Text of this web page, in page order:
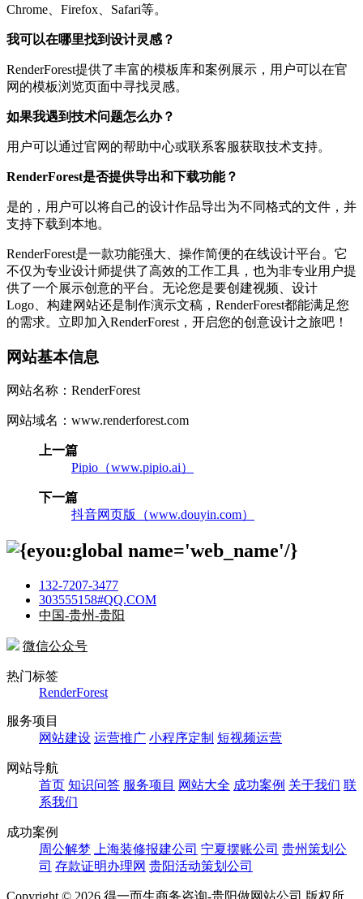
Chrome、Firefox、Safari等。
我可以在哪里找到设计灵感？
RenderForest提供了丰富的模板库和案例展示，用户可以在官
网的模板浏览页面中寻找灵感。
如果我遇到技术问题怎么办？
用户可以通过官网的帮助中心或联系客服获取技术支持。
RenderForest是否提供导出和下载功能？
是的，用户可以将自己的设计作品导出为不同格式的文件，并
支持下载到本地。
RenderForest是一款功能强大、操作简便的在线设计平台。它
不仅为专业设计师提供了高效的工作工具，也为非专业用户提
供了一个展示创意的平台。无论您是要创建视频、设计
Logo、构建网站还是制作演示文稿，RenderForest都能满足您
的需求。立即加入RenderForest，开启您的创意设计之旅吧！
网站基本信息
网站名称：RenderForest
网站域名：www.renderforest.com
上一篇
Pipio（www.pipio.ai）
下一篇
抖音网页版（www.douyin.com）
132-7207-3477
303555158#QQ.COM
中国-贵州-贵阳
微信公众号
热门标签
RenderForest
服务项目
网站建设 运营推广 小程序定制 短视频运营
网站导航
首页 知识问答 服务项目 网站大全 成功案例 关于我们 联
系我们
成功案例
周公解梦
上海装修报建公司 宁夏摆账公司 贵州策划公
司 存款证明办理网 贵阳活动策划公司